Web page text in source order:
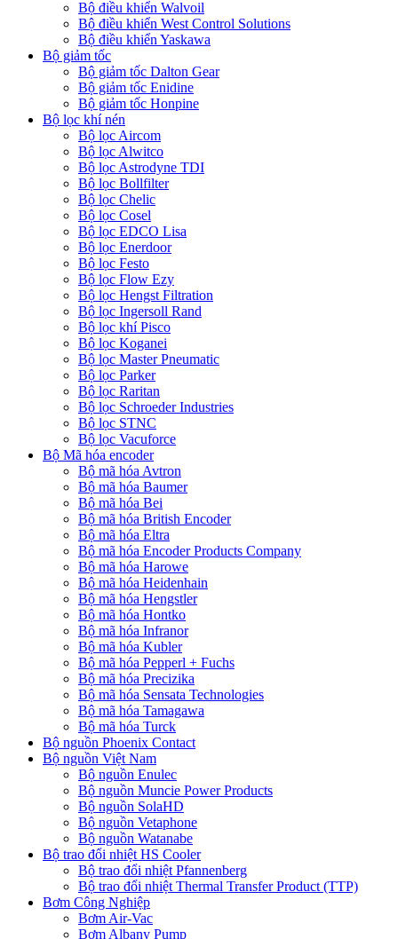
Bộ điều khiển Walvoil
Bộ điều khiển West Control Solutions
Bộ điều khiển Yaskawa
Bộ giảm tốc
Bộ giảm tốc Dalton Gear
Bộ giảm tốc Enidine
Bộ giảm tốc Honpine
Bộ lọc khí nén
Bộ lọc Aircom
Bộ lọc Alwitco
Bộ lọc Astrodyne TDI
Bộ lọc Bollfilter
Bộ lọc Chelic
Bộ lọc Cosel
Bộ lọc EDCO Lisa
Bộ lọc Enerdoor
Bộ lọc Festo
Bộ lọc Flow Ezy
Bộ lọc Hengst Filtration
Bộ lọc Ingersoll Rand
Bộ lọc khí Pisco
Bộ lọc Koganei
Bộ lọc Master Pneumatic
Bộ lọc Parker
Bộ lọc Raritan
Bộ lọc Schroeder Industries
Bộ lọc STNC
Bộ lọc Vacuforce
Bộ Mã hóa encoder
Bộ mã hóa Avtron
Bộ mã hóa Baumer
Bộ mã hóa Bei
Bộ mã hóa British Encoder
Bộ mã hóa Eltra
Bộ mã hóa Encoder Products Company
Bộ mã hóa Harowe
Bộ mã hóa Heidenhain
Bộ mã hóa Hengstler
Bộ mã hóa Hontko
Bộ mã hóa Infranor
Bộ mã hóa Kubler
Bộ mã hóa Pepperl + Fuchs
Bộ mã hóa Precizika
Bộ mã hóa Sensata Technologies
Bộ mã hóa Tamagawa
Bộ mã hóa Turck
Bộ nguồn Phoenix Contact
Bộ nguồn Việt Nam
Bộ nguồn Enulec
Bộ nguồn Muncie Power Products
Bộ nguồn SolaHD
Bộ nguồn Vetaphone
Bộ nguồn Watanabe
Bộ trao đổi nhiệt HS Cooler
Bộ trao đổi nhiệt Pfannenberg
Bộ trao đổi nhiệt Thermal Transfer Product (TTP)
Bơm Công Nghiệp
Bơm Air-Vac
Bơm Albany Pump